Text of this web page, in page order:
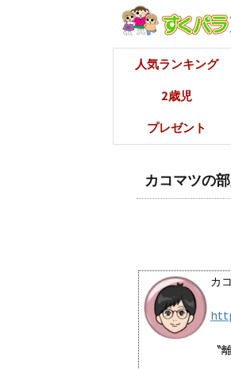
人気ランキング
2歳児
プレゼント
カコマツの
カ
〝